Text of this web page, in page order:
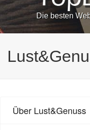
Die besten
Über Lust&Genuss